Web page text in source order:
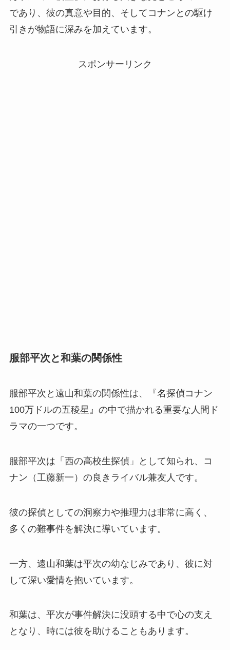
であり、彼の真意や目的、そしてコナンとの駆け
引きが物語に深みを加えています。
スポンサーリンク
服部平次と和葉の関係性
服部平次と遠山和葉の関係性は、『名探偵コナン
100万ドルの五稜星』の中で描かれる重要な人間ド
ラマの一つです。
服部平次は「西の高校生探偵」として知られ、コ
ナン（工藤新一）の良きライバル兼友人です。
彼の探偵としての洞察力や推理力は非常に高く、
多くの難事件を解決に導いています。
一方、遠山和葉は平次の幼なじみであり、彼に対
して深い愛情を抱いています。
和葉は、平次が事件解決に没頭する中で心の支え
となり、時には彼を助けることもあります。